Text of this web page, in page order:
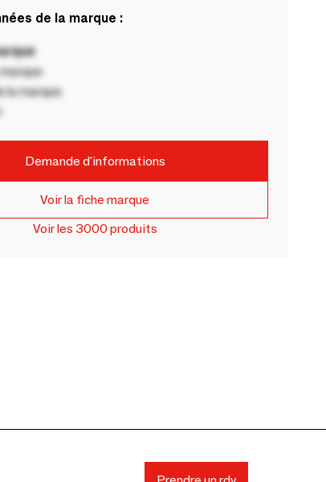
de la marque :
la marque
Demande d'informations
Voir la fiche marque
Voir les 3000 produits